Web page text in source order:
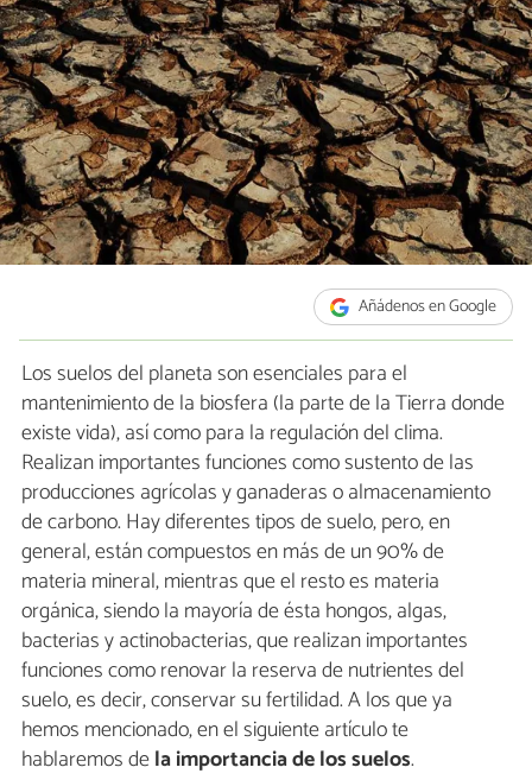
Añádenos en Google
Los suelos del planeta son esenciales para el
mantenimiento de la biosfera (la parte de la Tierra donde
existe vida), así como para la regulación del clima.
Realizan importantes funciones como sustento de las
producciones agrícolas y ganaderas o almacenamiento
de carbono. Hay diferentes tipos de suelo, pero, en
general, están compuestos en más de un 90% de
materia mineral, mientras que el resto es materia
orgánica, siendo la mayoría de ésta hongos, algas,
bacterias y actinobacterias, que realizan importantes
funciones como renovar la reserva de nutrientes del
suelo, es decir, conservar su fertilidad. A los que ya
hemos mencionado, en el siguiente artículo te
hablaremos dela importancia de los suelos.